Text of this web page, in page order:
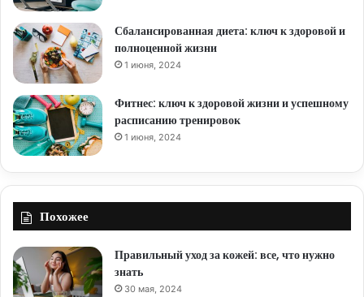
Сбалансированная диета: ключ к здоровой и
полноценной жизни
1 июня, 2024
Фитнес: ключ к здоровой жизни и успешному
расписанию тренировок
1 июня, 2024
Похожее
Правильный уход за кожей: все, что нужно
знать
30 мая, 2024